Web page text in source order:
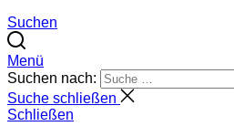
Suchen
Menü
Suchen nach:
Suche schließen
Schließen